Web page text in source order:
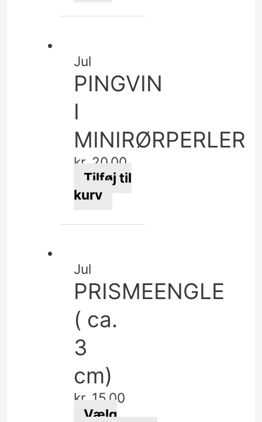
Jul
PINGVIN
I
MINIRØRPERLER
kr. 20,00
Tilføj til
kurv
Jul
PRISMEENGLE
( ca.
3
cm)
kr. 15,00
Vælg